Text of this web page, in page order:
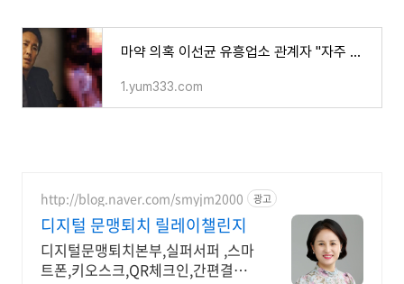
마약 의혹 이선균 유흥업소 관계자 "자주 와서 텐프로 직원과.." 충격 증언 공개되며 "술과 약에
1.yum333.com
http://blog.naver.com/smyjm2000 광고
디지털 문맹퇴치 릴레이챌린지
디지털문맹퇴치본부,실퍼서퍼 ,스마
트폰,키오스크,QR체크인,간편결재,